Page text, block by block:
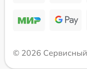
© 2026